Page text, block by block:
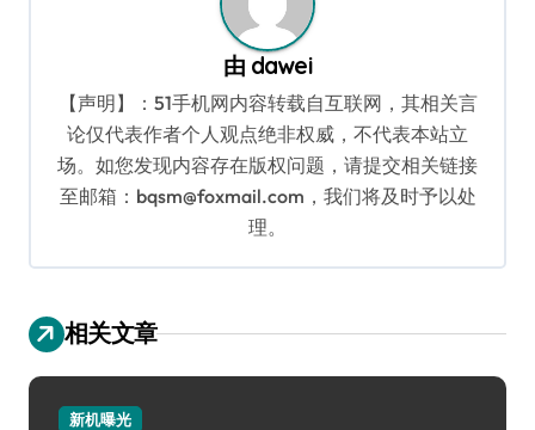
由 dawei
【声明】：51手机网内容转载自互联网，其相关言
论仅代表作者个人观点绝非权威，不代表本站立
场。如您发现内容存在版权问题，请提交相关链接
至邮箱：bqsm@foxmail.com，我们将及时予以处
理。
相关文章
新机曝光